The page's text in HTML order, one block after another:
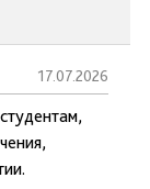
17.07.2026